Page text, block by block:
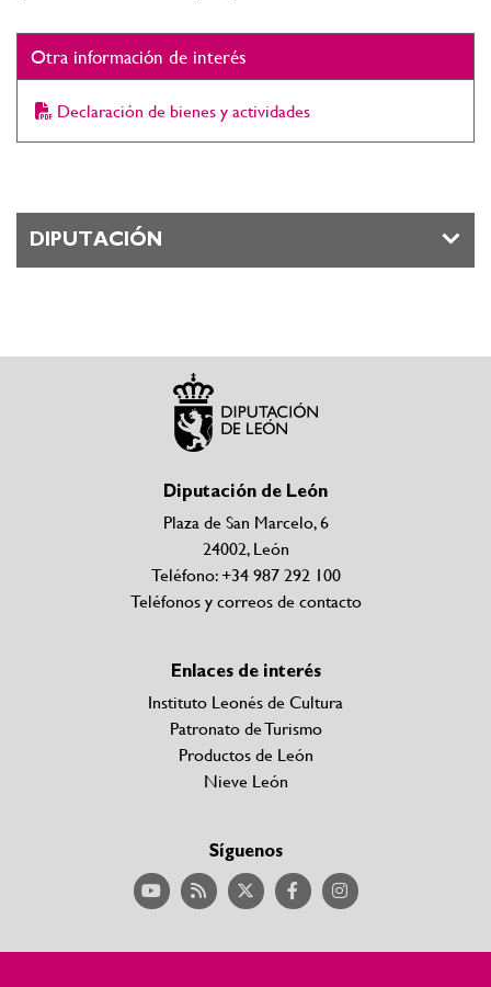
Otra información de interés
Declaración de bienes y actividades
DIPUTACIÓN
Diputación de León
Plaza de San Marcelo, 6
24002, León
Teléfono: +34 987 292 100
Teléfonos y correos de contacto
Enlaces de interés
Instituto Leonés de Cultura
Patronato de Turismo
Productos de León
Nieve León
Síguenos